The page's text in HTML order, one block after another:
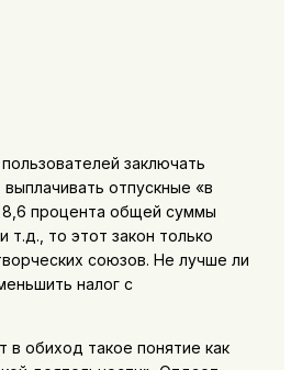
заключать
отпускные «в
процента общей суммы
т.д., то этот закон только
союзов. Не лучше ли
налог с
в обиход такое понятие как